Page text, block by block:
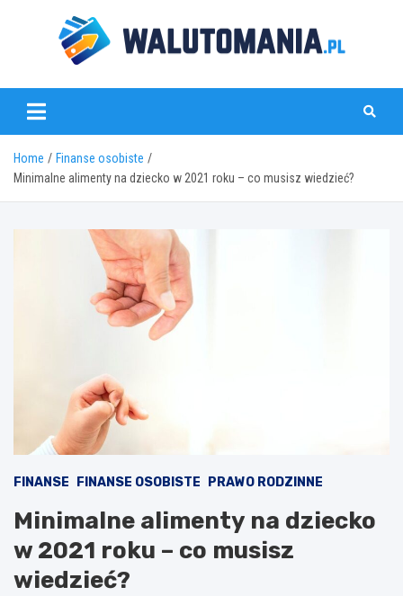
www.walutomania.pl
Home
Finanse osobiste
Minimalne alimenty na dziecko w 2021 roku – co musisz wiedzieć?
FINANSE FINANSE OSOBISTE PRAWO RODZINNE
Minimalne alimenty na dziecko
w 2021 roku – co musisz
wiedzieć?